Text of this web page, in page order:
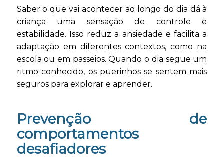
Saber o que vai acontecer ao longo do dia dá à
criança uma sensação de controle e
estabilidade. Isso reduz a ansiedade e facilita a
adaptação em diferentes contextos, como na
escola ou em passeios. Quando o dia segue um
ritmo conhecido, os puerinhos se sentem mais
seguros para explorar e aprender.
Prevenção de
comportamentos
desafiadores